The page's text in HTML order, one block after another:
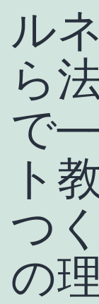
ッル
ら
で
ト
つ
の